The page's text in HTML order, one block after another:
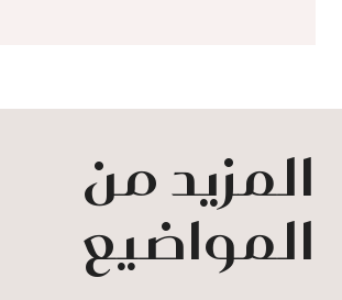
المزيد من
المواضيع